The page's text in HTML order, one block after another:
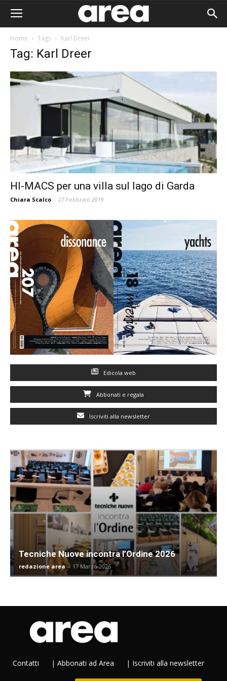
Home Tags Karl Dreer
Tag: Karl Dreer
HI-MACS per una villa sul lago di Garda
Chiara Scalco - 27 Febbraio 2019
Edicola web
Abbonati e regala
Iscriviti alla newsletter
Tecniche Nuove incontra l’Ordine 2026
redazione area - 17 Marzo 2026
Contatti | Abbonati ad Area | Iscriviti alla newsletter